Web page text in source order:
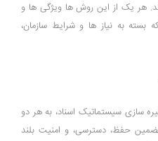
هر یک از این روش ‌ها ویژگی ‌ها و
بسته به نیاز ها و شرایط سازمان،
سازی سیستماتیک اسناد، به هر دو
حفظ، دسترسی، و امنیت بلند